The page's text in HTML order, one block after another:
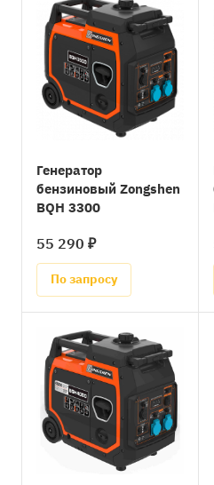
Генератор
бензиновый Zongshen
BQH 3300
55 290 ₽
По запросу